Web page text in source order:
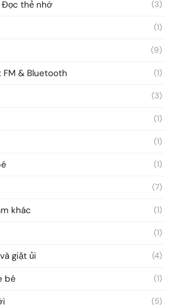
Đọc thẻ nhớ (3)
(1)
(9)
FM & Bluetooth (1)
(3)
(1)
(1)
(1)
(7)
khác (1)
(1)
giặt ủi (4)
bé (1)
(5)